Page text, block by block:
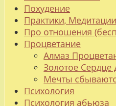
Похудение
Практики, Медитации
Про отношения
Процветание
Алмаз
Золотое Сердце
Мечты
Психология
Психология абьюза